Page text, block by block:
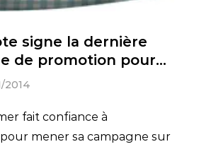
signe la dernière
de promotion pour
2014
fait confiance à
mener sa campagne sur